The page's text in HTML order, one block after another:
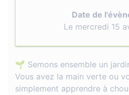
Date de
Le mercredi 15
🌱 Semons ensemble un
Vous avez la main verte ou
simplement apprendre à